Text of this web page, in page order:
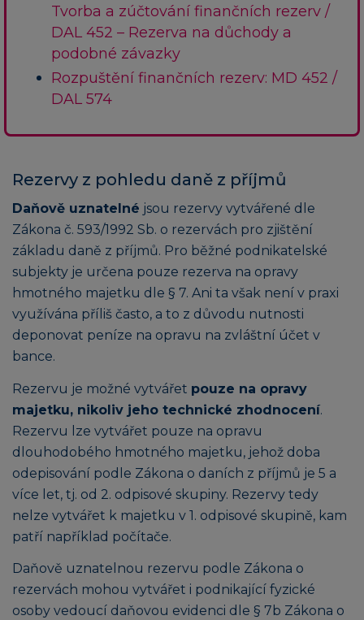
Tvorba a zúčtování finančních rezerv /
DAL 452 – Rezerva na důchody a
podobné závazky
Rozpuštění finančních rezerv: MD 452 /
DAL 574
Rezervy z pohledu daně z příjmů
Daňově uznatelné jsou rezervy vytvářené dle
Zákona č. 593/1992 Sb. o rezervách pro zjištění
základu daně z příjmů. Pro běžné podnikatelské
subjekty je určena pouze rezerva na opravy
hmotného majetku dle § 7. Ani ta však není v praxi
využívána příliš často, a to z důvodu nutnosti
deponovat peníze na opravu na zvláštní účet v
bance.
Rezervu je možné vytvářet pouze na opravy
majetku, nikoliv jeho technické zhodnocení.
Rezervu lze vytvářet pouze na opravu
dlouhodobého hmotného majetku, jehož doba
odepisování podle Zákona o daních z příjmů je 5 a
více let, tj. od 2. odpisové skupiny. Rezervy tedy
nelze vytvářet k majetku v 1. odpisové skupině, kam
patří například počítače.
Daňově uznatelnou rezervu podle Zákona o
rezervách mohou vytvářet i podnikající fyzické
osoby vedoucí daňovou evidenci dle § 7b Zákona o